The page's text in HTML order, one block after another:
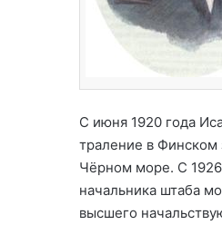
С июня 1920 года
траление в Финском
Чёрном море. С 1926
начальника штаба
высшего